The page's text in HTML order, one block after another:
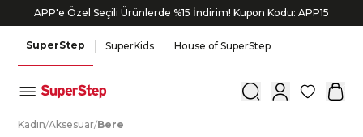
APP'e Özel Seçili Ürünlerde %15 İndirim! Kupon Kodu: APP15
SuperStep SuperKids House of SuperStep
0
Kadın/Aksesuar/Bere